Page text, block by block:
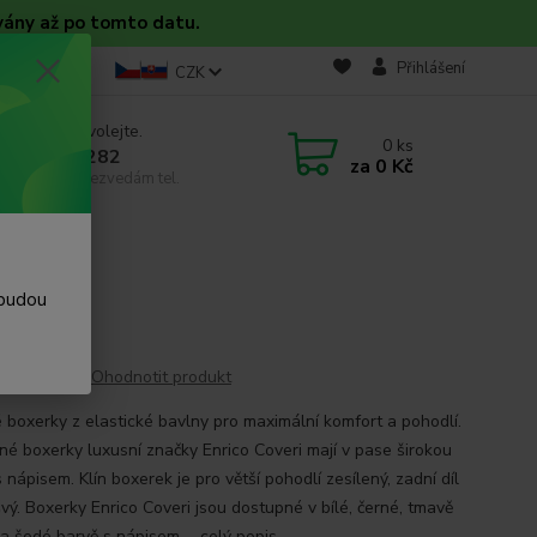
až po tomto datu.
Blog CZK Přihlášení
si rady? Zavolejte.
608 754 282
pokud nezvedám tel.
0 ks
za 0 Kč
Ohodnotit produkt
boxerky z elastické bavlny pro maximální komfort a pohodlí.
boxerky luxusní značky Enrico Coveri mají v pase širokou
nápisem. Klín boxerek je pro větší pohodlí zesílený, zadní díl
Boxerky Enrico Coveri jsou dostupné v bílé, černé, tmavě